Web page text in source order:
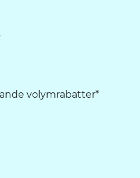
volymrabatter*